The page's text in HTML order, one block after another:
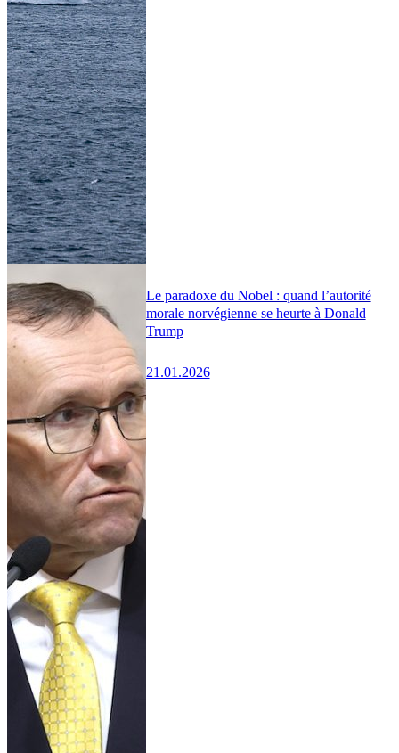
Le paradoxe du Nobel : quand l’autorité
morale norvégienne se heurte à Donald
Trump
21.01.2026